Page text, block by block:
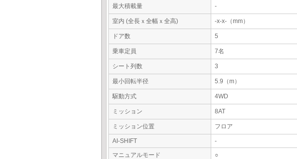
最大積載量 -
室内 (全長ｘ全幅ｘ全高) -x-x-（mm）
ドア数 5
乗車定員 7名
シート列数 3
最小回転半径 5.9（m）
駆動方式 4WD
ミッション 8AT
ミッション位置 フロア
AI-SHIFT
-
マニュアルモード
○